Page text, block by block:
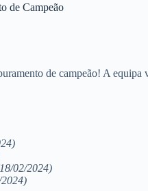
de Campeão
de campeão! A
02/2024)